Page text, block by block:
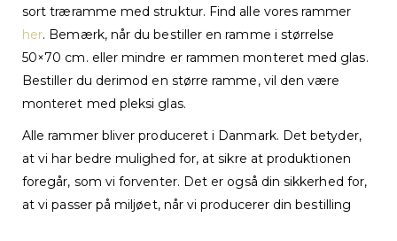
sort træramme med struktur. Find alle vores rammer
her. Bemærk, når du bestiller en ramme i størrelse
50×70 cm. eller mindre er rammen monteret med glas.
Bestiller du derimod en større ramme, vil den være
monteret med pleksi glas.
Alle rammer bliver produceret i Danmark. Det betyder,
at vi har bedre mulighed for, at sikre at produktionen
foregår, som vi forventer. Det er også din sikkerhed for,
at vi passer på miljøet, når vi producerer din bestilling